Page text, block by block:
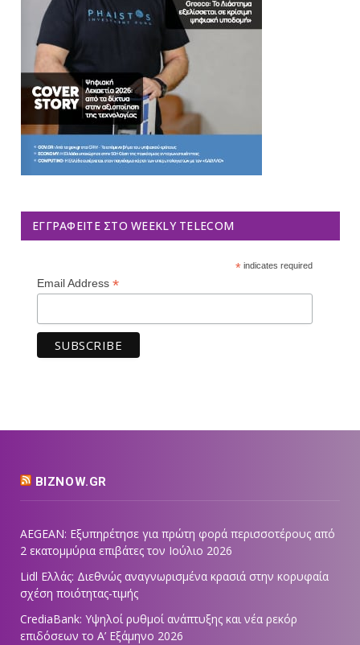
ΕΓΓΡΑΦΕΊΤΕ ΣΤΟ WEEKLY TELECOM
*indicates required
Email Address *
BIZNOW.GR
AEGEAN: Εξυπηρέτησε για πρώτη φορά περισσοτέρους από
2 εκατομμύρια επιβάτες τον Ιούλιο 2026
Lidl Ελλάς: Διεθνώς αναγνωρισμένα κρασιά στην κορυφαία
σχέση ποιότητας-τιμής
CrediaBank: Υψηλοί ρυθμοί ανάπτυξης και νέα ρεκόρ
επιδόσεων το Α’ Εξάμηνο 2026